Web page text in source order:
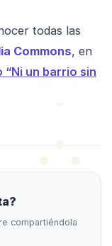
todas las
Commons, en
un barrio sin
compartiéndola